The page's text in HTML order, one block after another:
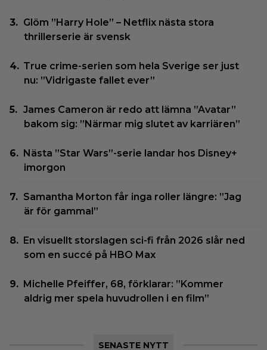
Glöm ”Harry Hole” – Netflix nästa stora
thrillerserie är svensk
True crime-serien som hela Sverige ser just
nu: ”Vidrigaste fallet ever”
James Cameron är redo att lämna ”Avatar”
bakom sig: ”Närmar mig slutet av karriären”
Nästa ”Star Wars”-serie landar hos Disney+
imorgon
Samantha Morton får inga roller längre: ”Jag
är för gammal”
En visuellt storslagen sci-fi från 2026 slår ned
som en succé på HBO Max
Michelle Pfeiffer, 68, förklarar: ”Kommer
aldrig mer spela huvudrollen i en film”
SENASTE NYTT